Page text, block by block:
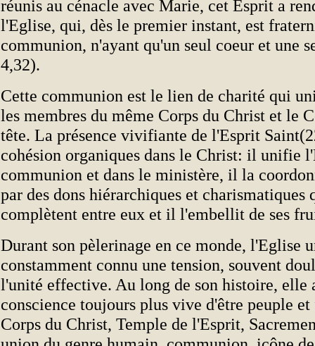
réunis au cénacle avec Marie, cet Esprit a
l'Eglise, qui, dès le premier instant, est
communion, n'ayant qu'un seul coeur et une
4,32).
Cette communion est le lien de charité qui
les membres du même Corps du Christ et le
tête. La présence vivifiante de l'Esprit
cohésion organiques dans le Christ: il unifie
communion et dans le ministère, il la
par des dons hiérarchiques et charismatiques
complètent entre eux et il l'embellit de ses
Durant son pèlerinage en ce monde, l'Eglise
constamment connu une tension, souvent
l'unité effective. Au long de son histoire, elle
conscience toujours plus vive d'être peuple
Corps du Christ, Temple de l'Esprit,